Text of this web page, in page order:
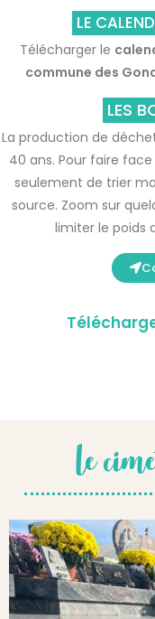
LE
Télécharger le
commune des
LES
La production de
40 ans. Pour faire
seulement de trier
source. Zoom sur
limiter le poids
Le